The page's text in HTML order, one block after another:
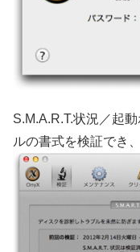
S.M.A.R.T.状況／起
ルの書式を検証でき、